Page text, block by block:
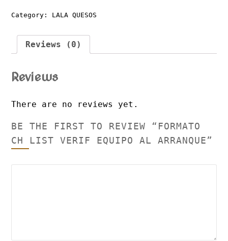
Category: LALA QUESOS
Reviews (0)
Reviews
There are no reviews yet.
BE THE FIRST TO REVIEW “FORMATO
CH LIST VERIF EQUIPO AL ARRANQUE”